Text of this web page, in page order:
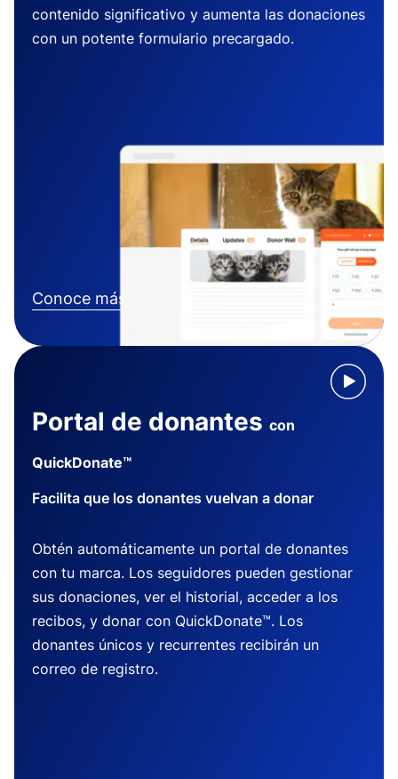
contenido significativo y aumenta las donaciones
con un potente formulario precargado.
Conoce más
Portal de donantes con
QuickDonate™
Facilita que los donantes vuelvan a donar
Obtén automáticamente un portal de donantes
con tu marca. Los seguidores pueden gestionar
sus donaciones, ver el historial, acceder a los
recibos, y donar con QuickDonate™. Los
donantes únicos y recurrentes recibirán un
correo de registro.